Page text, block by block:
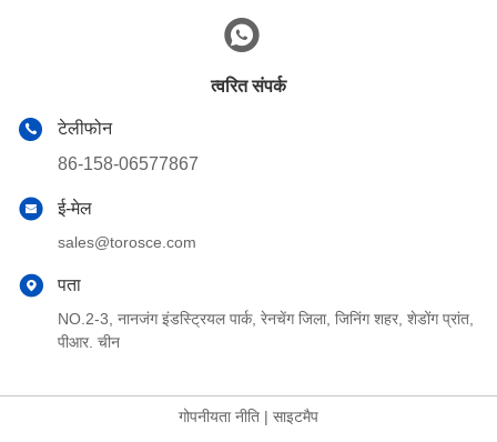
त्वरित संपर्क
टेलीफोन
86-158-06577867
ई-मेल
sales@torosce.com
पता
NO.2-3, नानजंग इंडस्ट्रियल पार्क, रेनचेंग जिला, जिनिंग शहर, शेडोंग प्रांत,
पीआर. चीन
गोपनीयता नीति | साइटमैप